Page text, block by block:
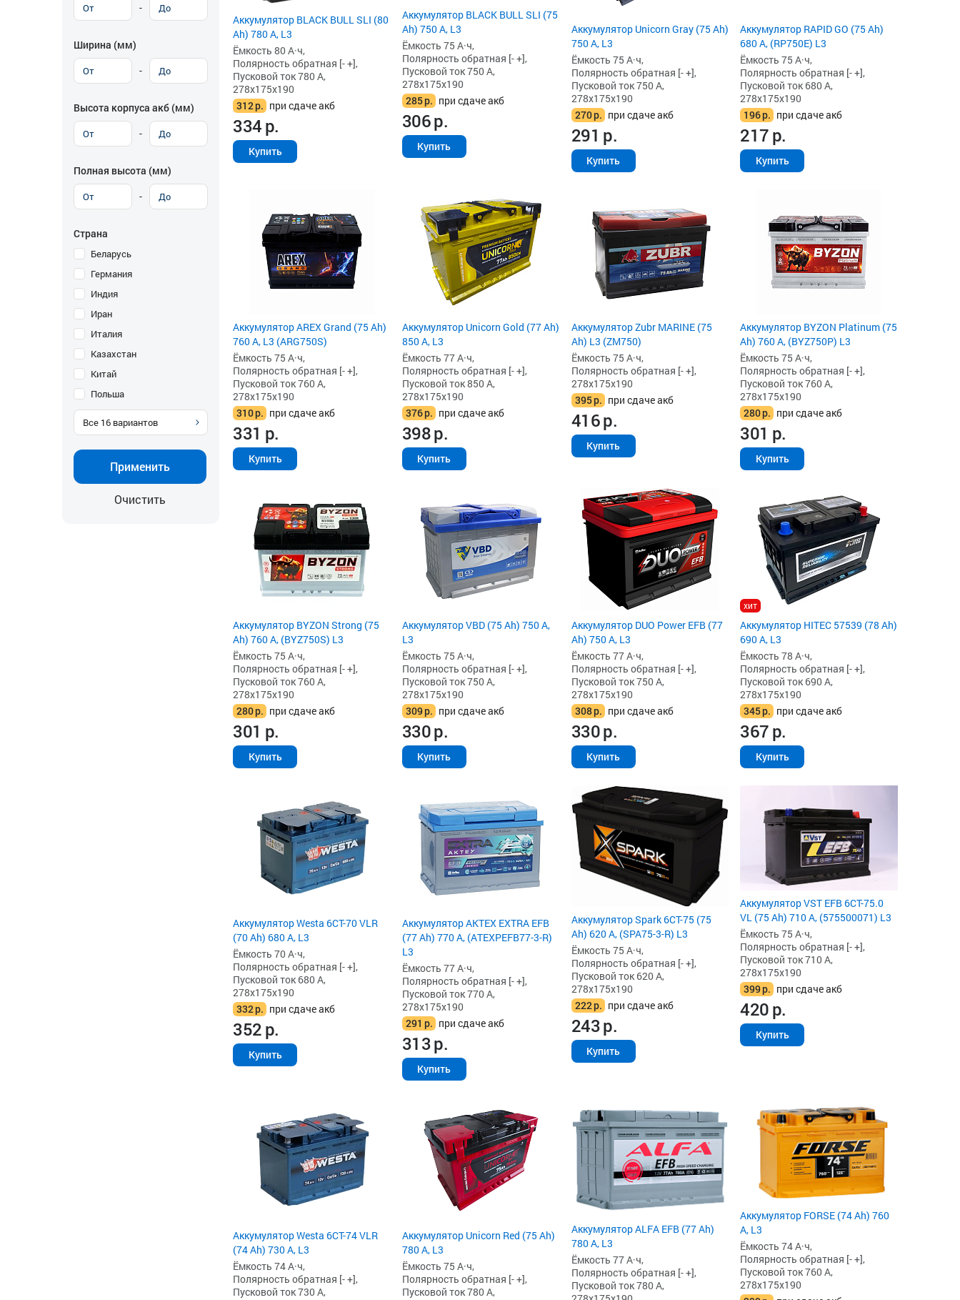
-
Ширина (мм)
-
Высота корпуса акб (мм)
-
Полная высота (мм)
-
Страна
Беларусь
Германия
Индия
Иран
Италия
Казахстан
Китай
Польша
Все 16 вариантов
Применить
Очистить
Аккумулятор BLACK BULL SLI (80
Ah) 780 А, L3
Ёмкость 80 А·ч,
Полярность обратная [- +],
Пусковой ток 780 А,
278x175x190
312р. при сдаче акб
334р.
Купить
Аккумулятор BLACK BULL SLI (75
Ah) 750 А, L3
Ёмкость 75 А·ч,
Полярность обратная [- +],
Пусковой ток 750 А,
278x175x190
285р. при сдаче акб
306р.
Купить
Аккумулятор Unicorn Gray (75 Ah)
750 А, L3
Ёмкость 75 А·ч,
Полярность обратная [- +],
Пусковой ток 750 А,
278x175x190
270р. при сдаче акб
291 р.
Купить
Аккумулятор RAPID GO (75 Ah)
680 А, (RP750E) L3
Ёмкость 75 А·ч,
Полярность обратная [- +],
Пусковой ток 680 А,
278x175x190
196р. при сдаче акб
217р.
Купить
Аккумулятор AREX Grand (75 Ah)
760 А, L3 (ARG750S)
Ёмкость 75 А·ч,
Полярность обратная [- +],
Пусковой ток 760 А,
278x175x190
310р. при сдаче акб
331 р.
Купить
Аккумулятор Unicorn Gold (77 Ah)
850 А, L3
Ёмкость 77 А·ч,
Полярность обратная [- +],
Пусковой ток 850 А,
278x175x190
376р. при сдаче акб
398р.
Купить
Аккумулятор Zubr MARINE (75
Ah) L3 (ZM750)
Ёмкость 75 А·ч,
Полярность обратная [- +],
278x175x190
395р. при сдаче акб
416р.
Купить
Аккумулятор BYZON Platinum (75
Ah) 760 А, (BYZ750P) L3
Ёмкость 75 А·ч,
Полярность обратная [- +],
Пусковой ток 760 А,
278x175x190
280р. при сдаче акб
301 р.
Купить
Аккумулятор BYZON Strong (75
Ah) 760 А, (BYZ750S) L3
Ёмкость 75 А·ч,
Полярность обратная [- +],
Пусковой ток 760 А,
278x175x190
280р. при сдаче акб
301 р.
Купить
Аккумулятор VBD (75 Ah) 750 А,
L3
Ёмкость 75 А·ч,
Полярность обратная [- +],
Пусковой ток 750 А,
278x175x190
309р. при сдаче акб
330р.
Купить
Аккумулятор DUO Power EFB (77
Ah) 750 А, L3
Ёмкость 77 А·ч,
Полярность обратная [- +],
Пусковой ток 750 А,
278x175x190
308р. при сдаче акб
330р.
Купить
хит
Аккумулятор HITEC 57539 (78 Ah)
690 А, L3
Ёмкость 78 А·ч,
Полярность обратная [- +],
Пусковой ток 690 А,
278x175x190
345р. при сдаче акб
367р.
Купить
Аккумулятор Westa 6СТ-70 VLR
(70 Ah) 680 А, L3
Ёмкость 70 А·ч,
Полярность обратная [- +],
Пусковой ток 680 А,
278x175x190
332р. при сдаче акб
352р.
Купить
Аккумулятор AKTEX EXTRA EFB
(77 Ah) 770 А, (ATEXPEFB77-3-R)
L3
Ёмкость 77 А·ч,
Полярность обратная [- +],
Пусковой ток 770 А,
278x175x190
291 р. при сдаче акб
313р.
Купить
Аккумулятор Spark 6СТ-75 (75
Ah) 620 А, (SPA75-3-R) L3
Ёмкость 75 А·ч,
Полярность обратная [- +],
Пусковой ток 620 А,
278x175x190
222р. при сдаче акб
243р.
Купить
Аккумулятор VST EFB 6СТ-75.0
VL (75 Ah) 710 А, (575500071) L3
Ёмкость 75 А·ч,
Полярность обратная [- +],
Пусковой ток 710 А,
278x175x190
399р. при сдаче акб
420р.
Купить
Аккумулятор Westa 6СТ-74 VLR
(74 Ah) 730 А, L3
Ёмкость 74 А·ч,
Полярность обратная [- +],
Пусковой ток 730 А,
Аккумулятор Unicorn Red (75 Ah)
780 А, L3
Ёмкость 75 А·ч,
Полярность обратная [- +],
Пусковой ток 780 А,
Аккумулятор ALFA EFB (77 Ah)
780 А, L3
Ёмкость 77 А·ч,
Полярность обратная [- +],
Пусковой ток 780 А,
Аккумулятор FORSE (74 Ah) 760
А, L3
Ёмкость 74 А·ч,
Полярность обратная [- +],
Пусковой ток 760 А,
278x175x190